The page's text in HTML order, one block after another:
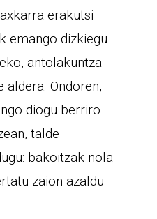
erakutsi
emango dizkiegu
antolakuntza
Ondoren,
diogu berriro.
talde
bakoitzak nola
zaion azaldu